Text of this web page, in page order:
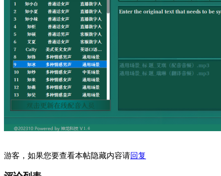
游客，如果您要查看本帖隐藏内容请回复